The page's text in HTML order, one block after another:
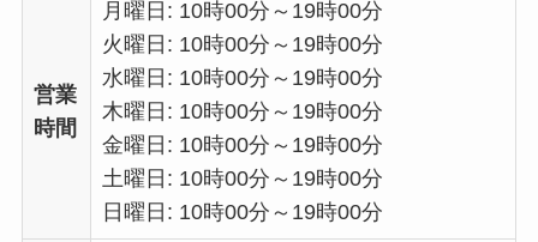
営業
時間
月曜日: 10時00分～19時00分
火曜日: 10時00分～19時00分
水曜日: 10時00分～19時00分
木曜日: 10時00分～19時00分
金曜日: 10時00分～19時00分
土曜日: 10時00分～19時00分
日曜日: 10時00分～19時00分